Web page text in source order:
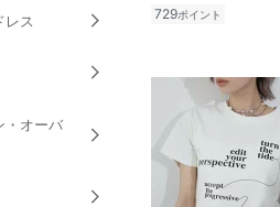
レス
・オーバ
729ポイント